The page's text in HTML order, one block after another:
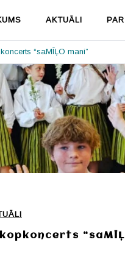
AKTUĀLI
“saMĪĻO mani”